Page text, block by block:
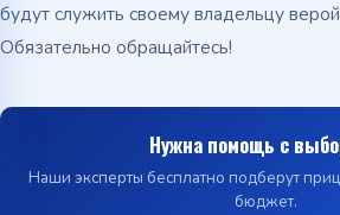
будут служить своему владельцу
Обязательно обращайтесь!
Нужна помощь с
Наши эксперты бесплатно подберут
бюджет.